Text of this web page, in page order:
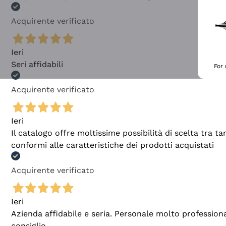
Acquirente verificato
Ieri
Seri affidabili
Acquirente verificato
Ieri
Il catalogo offre moltissime possibilità di scelta tra
conformi alle caratteristiche dei prodotti acquistati
Acquirente verificato
Ieri
Azienda affidabile e seria. Personale molto
For